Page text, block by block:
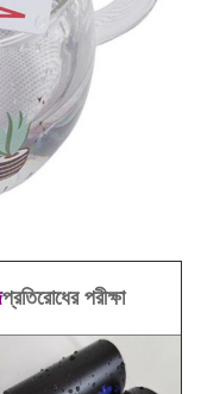
প্রতিরোধের পরীক্ষা